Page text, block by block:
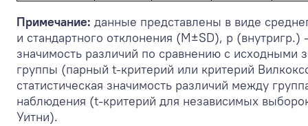
Примечание: данные представлены в виде
и стандартного отклонения (M±SD), p (внутригр.)
значимость различий по сравнению с исходными
группы (парный t-критерий или критерий
статистическая значимость различий между
наблюдения (t-критерий для независимых
Уитни).